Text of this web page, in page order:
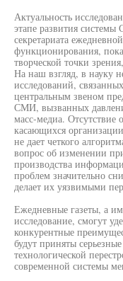
Актуальность
этапе развития
секретариата
функционирования,
творческой точки
На наш взгляд, в науку
исследований,
центральным звеном
СМИ, вызванных
масс-медиа. Отсутствие
касающихся
не дает четкого
вопрос об изменении
производства
проблем значительно
делает их уязвимыми
Ежедневные газеты, а
исследование, смогут
конкурентные
будут приняты
технологической
современной системы